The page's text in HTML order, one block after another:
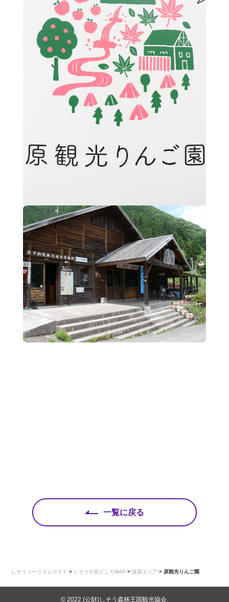
一覧に戻る
しそうツーリズムガイド > しそうの見どころMAP >波賀エリア > 原観光りんご園
© 2022 (公財)しそう森林王国観光協会.